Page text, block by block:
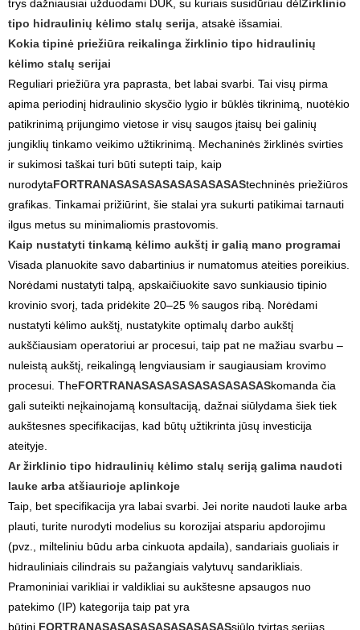
trys dažniausiai užduodami DUK, su kuriais susidūriau dėlŽirklinio
tipo hidraulinių kėlimo stalų serija , atsakė išsamiai.
Kokia tipinė priežiūra reikalinga žirklinio tipo hidraulinių
kėlimo stalų serijai
Reguliari priežiūra yra paprasta, bet labai svarbi. Tai visų pirma
apima periodinį hidraulinio skysčio lygio ir būklės tikrinimą, nuotėkio
patikrinimą prijungimo vietose ir visų saugos įtaisų bei galinių
jungiklių tinkamo veikimo užtikrinimą. Mechaninės žirklinės svirties
ir sukimosi taškai turi būti sutepti taip, kaip
nurodytaFORTRANASASASASASASASASAStechninės priežiūros
grafikas. Tinkamai prižiūrint, šie stalai yra sukurti patikimai tarnauti
ilgus metus su minimaliomis prastovomis.
Kaip nustatyti tinkamą kėlimo aukštį ir galią mano programai
Visada planuokite savo dabartinius ir numatomus ateities poreikius.
Norėdami nustatyti talpą, apskaičiuokite savo sunkiausio tipinio
krovinio svorį, tada pridėkite 20–25 % saugos ribą. Norėdami
nustatyti kėlimo aukštį, nustatykite optimalų darbo aukštį
aukščiausiam operatoriui ar procesui, taip pat ne mažiau svarbu –
nuleistą aukštį, reikalingą lengviausiam ir saugiausiam krovimo
procesui. TheFORTRANASASASASASASASASASkomanda čia
gali suteikti neįkainojamą konsultaciją, dažnai siūlydama šiek tiek
aukštesnes specifikacijas, kad būtų užtikrinta jūsų investicija
ateityje.
Ar žirklinio tipo hidraulinių kėlimo stalų seriją galima naudoti
lauke arba atšiaurioje aplinkoje
Taip, bet specifikacija yra labai svarbi. Jei norite naudoti lauke arba
plauti, turite nurodyti modelius su korozijai atspariu apdorojimu
(pvz., milteliniu būdu arba cinkuota apdaila), sandariais guoliais ir
hidrauliniais cilindrais su pažangiais valytuvų sandarikliais.
Pramoniniai varikliai ir valdikliai su aukštesne apsaugos nuo
patekimo (IP) kategorija taip pat yra
būtini. FORTRANASASASASASASASASASsiūlo tvirtas serijas,